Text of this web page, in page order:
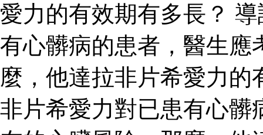
愛力的有效期有多長？
有心髒病的患者，醫生應
麼，他達拉非片希愛力
非片希愛力對已患有心髒